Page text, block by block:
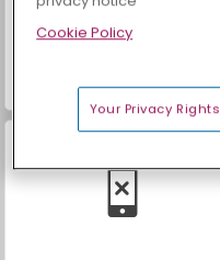
Trollface Quest: USA 2
Cookie Policy
Your Privacy Rights